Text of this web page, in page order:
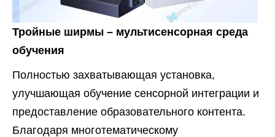
Тройные ширмы – мультисенсорная среда
обучения
Полностью захватывающая установка,
улучшающая обучение сенсорной интеграции и
предоставление образовательного контента.
Благодаря многотематическому